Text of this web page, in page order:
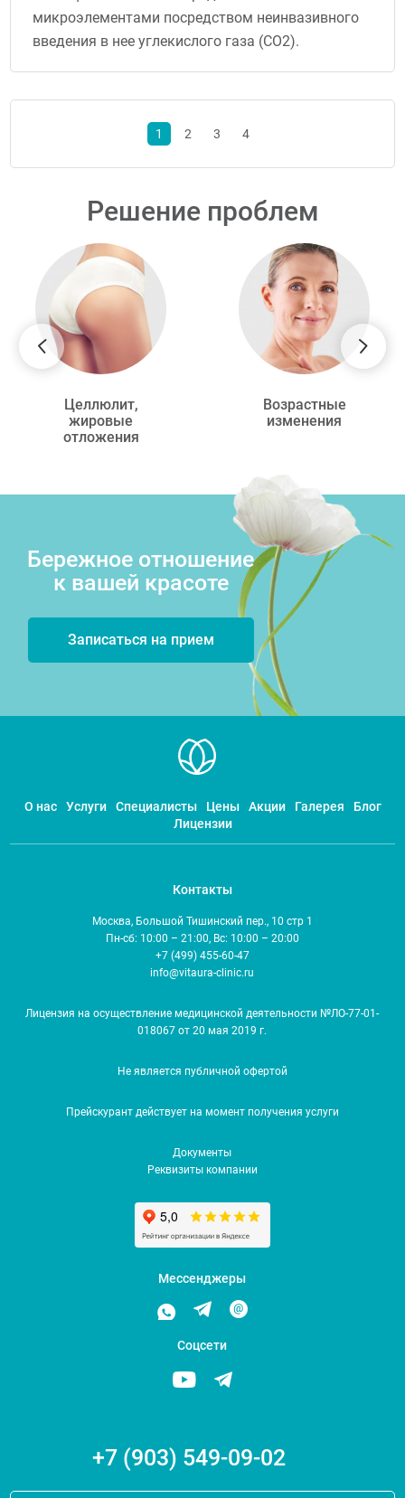
микроэлементами посредством неинвазивного
введения в нее углекислого газа (CO2).
1 2 3 4
Решение проблем
Целлюлит,
жировые
отложения
Возрастные
изменения
Бережное отношение
к вашей красоте
Записаться на прием
О нас Услуги Специалисты Цены Акции Галерея
Блог
Лицензии
Контакты
Москва, Большой Тишинский пер., 10 стр 1
Пн-сб: 10:00 – 21:00, Вс: 10:00 – 20:00
+7 (499) 455-60-47
info@vitaura-clinic.ru
Лицензия на осуществление медицинской деятельности №ЛО-77-01-
018067 от 20 мая 2019 г.
Не является публичной офертой
Прейскурант действует на момент получения услуги
Документы
Реквизиты компании
Мессенджеры
Соцсети
+7 (903) 549-09-02